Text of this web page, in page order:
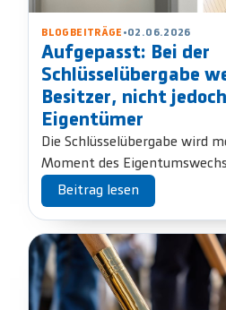
BLOGBEITRÄGE •02.06.2026
Aufgepasst: Bei der
Schlüsselübergabe
Besitzer, nicht
Eigentümer
Die Schlüsselübergabe wird
Moment des
Beitrag lesen